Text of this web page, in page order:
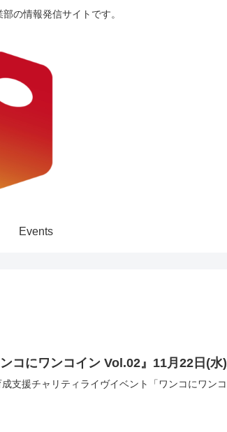
の情報発信サイトです。
Events
コにワンコイン Vol.02』11月22日(水)
支援チャリティライヴイベント「ワンコにワン